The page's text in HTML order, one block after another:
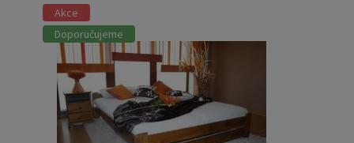
Akce
Doporučujeme